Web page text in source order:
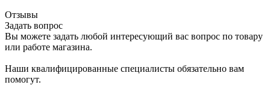
Отзывы
Задать вопрос
Вы можете задать любой интересующий вас вопрос по товару
или работе магазина.
Наши квалифицированные специалисты обязательно вам
помогут.